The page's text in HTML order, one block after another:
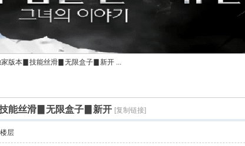
版本▊技能丝滑▊无限盒子▊新开 ...
能丝滑▊无限盒子▊新开 [复制链接]
层